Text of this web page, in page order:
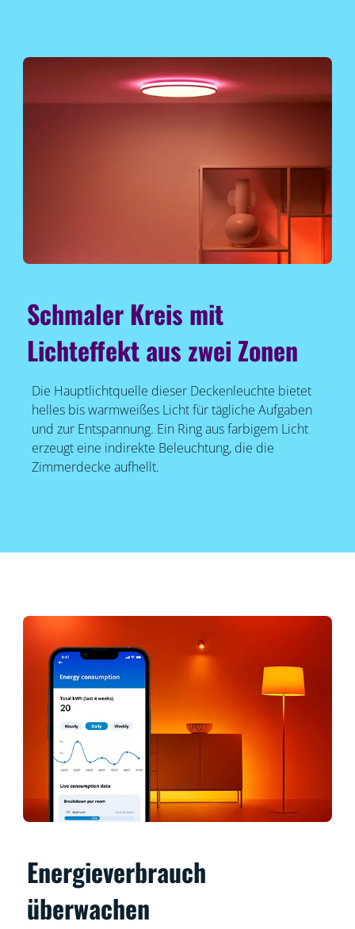
Schmaler Kreis mit
Lichteffekt aus zwei Zonen
Die Hauptlichtquelle dieser Deckenleuchte bietet
helles bis warmweißes Licht für tägliche Aufgaben
und zur Entspannung. Ein Ring aus farbigem Licht
erzeugt eine indirekte Beleuchtung, die die
Zimmerdecke aufhellt.
Energieverbrauch
überwachen